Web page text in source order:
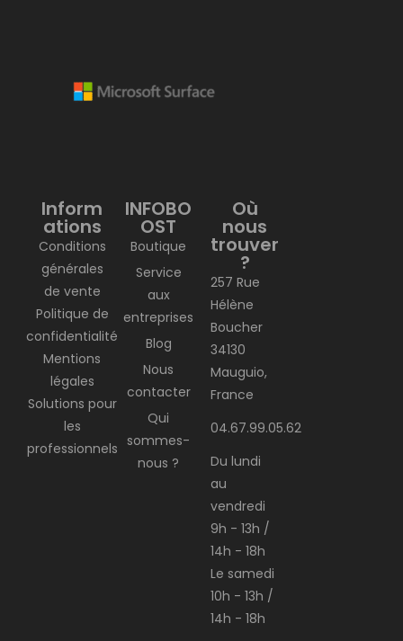
Inform
ations
Conditions
générales
de vente
Politique de
confidentialité
Mentions
légales
Solutions pour
les
professionnels
INFOBO
OST
Boutique
Service
aux
entreprises
Blog
Nous
contacter
Qui
sommes-
nous ?
Où
nous
trouver
?
257 Rue
Hélène
Boucher
34130
Mauguio,
France
04.67.99.05.62
Du lundi
au
vendredi
9h - 13h /
14h - 18h
Le samedi
10h - 13h /
14h - 18h